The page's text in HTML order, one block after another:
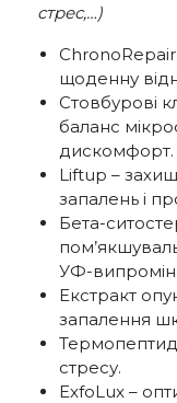
стрес,…)
щоденну
Стовбурові
баланс
дискомфорт.
Liftup –
запалень і
Бета-
УФ-
Екстракт
запалення
Термопептид
стресу.
ExfoLux –